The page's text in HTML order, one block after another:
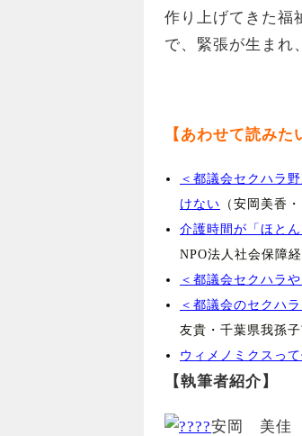
作り上げてきた福
で、緊張が生まれ
【あわせて読みた
＜都議会セクハラ
けない （安岡美香
介護時間が「ほと
NPO法人社会保障
＜都議会セクハラ
＜都議会のセクハ
友貴・千葉県我孫子
ウィメノミクスって
【執筆者紹介】
安岡 美佳